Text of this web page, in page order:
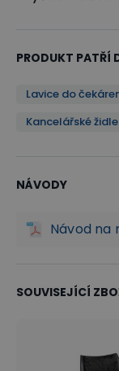
PRODUKT PATŘÍ
Lavice do
Kancelářské
NÁVODY
Návod na
SOUVISEJÍCÍ